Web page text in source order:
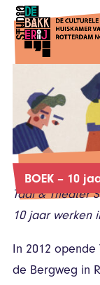
BOEK – 10
Taal & Theater
10 jaar werken
In 2012 opende
de Bergweg in